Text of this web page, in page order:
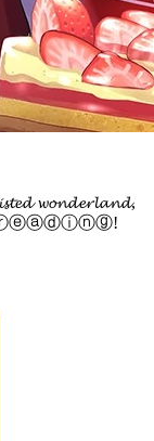
𝔀𝓸𝓷𝓭𝓮𝓻𝓵𝓪𝓷𝓭,
ⓡⓔⓐⓓⓘⓝⓖ!